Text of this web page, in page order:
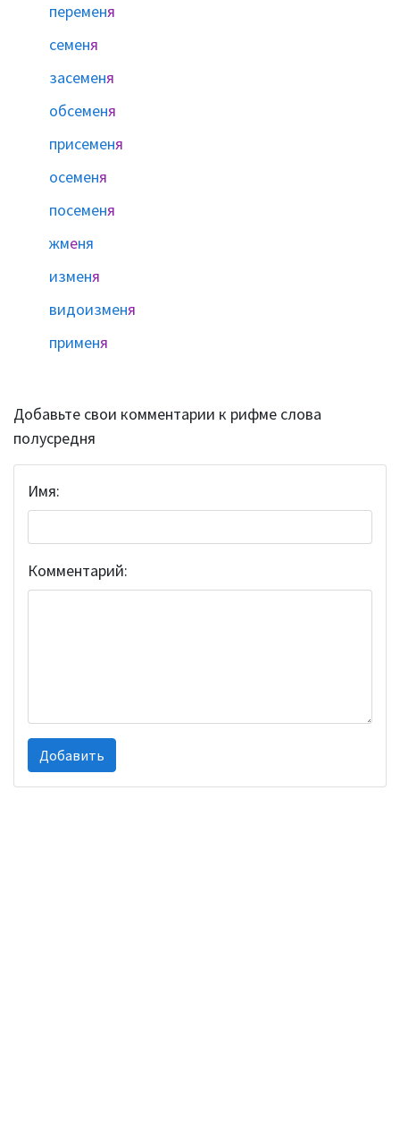
переменя
семеня
засеменя
обсеменя
присеменя
осеменя
посеменя
жменя
изменя
видоизменя
применя
Добавьте свои комментарии к рифме слова
полусредня
Имя:
Комментарий: